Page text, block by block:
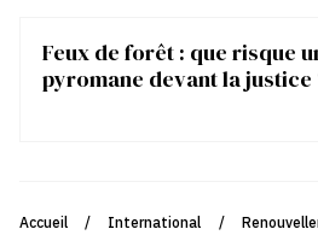
Feux de forêt : que risque
pyromane devant la justice
Accueil / International /